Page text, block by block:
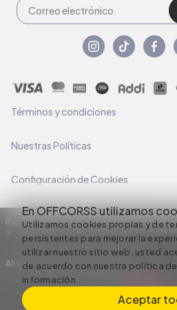
En OFFCORSS utilizamos
Utilizamos cookies propias y de
persistentes para mejorar la
utilizar nuestro sitio web, usted
de acuerdo con nuestra política
información
Aceptar
Términos y condiciones
Nuestras Políticas
Configuración de Cookies
Razón Social: C.I HERMECO S.A. NIT:
7 – 35
All rights reserved empowered by